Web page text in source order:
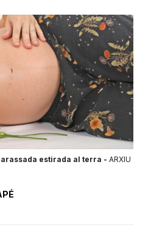
estirada al terra - ARXIU